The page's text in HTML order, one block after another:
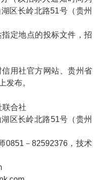
区长岭北路51号（贵州
定地点的投标文件，招
用社官方网站、贵州省
发布。
合社
长岭北路51号（贵州
－82592376，技术